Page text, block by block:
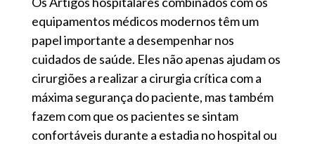
equipamentos médicos modernos têm um
papel importante a desempenhar nos
cuidados de saúde. Eles não apenas ajudam os
cirurgiões a realizar a cirurgia crítica com a
máxima segurança do paciente, mas também
fazem com que os pacientes se sintam
confortáveis ​​durante a estadia no hospital ou